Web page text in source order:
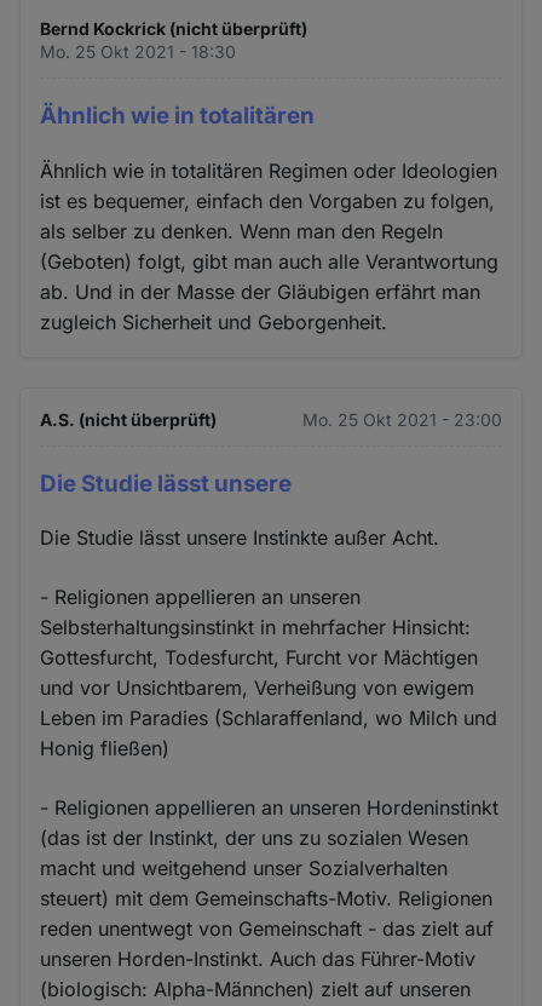
Bernd Kockrick (nicht überprüft)
Mo. 25 Okt 2021 - 18:30
Ähnlich wie in totalitären
Ähnlich wie in totalitären Regimen oder Ideologien
ist es bequemer, einfach den Vorgaben zu folgen,
als selber zu denken. Wenn man den Regeln
(Geboten) folgt, gibt man auch alle Verantwortung
ab. Und in der Masse der Gläubigen erfährt man
zugleich Sicherheit und Geborgenheit.
A.S. (nicht überprüft) Mo. 25 Okt 2021 - 23:00
Die Studie lässt unsere
Die Studie lässt unsere Instinkte außer Acht.
- Religionen appellieren an unseren
Selbsterhaltungsinstinkt in mehrfacher Hinsicht:
Gottesfurcht, Todesfurcht, Furcht vor Mächtigen
und vor Unsichtbarem, Verheißung von ewigem
Leben im Paradies (Schlaraffenland, wo Milch und
Honig fließen)
- Religionen appellieren an unseren Hordeninstinkt
(das ist der Instinkt, der uns zu sozialen Wesen
macht und weitgehend unser Sozialverhalten
steuert) mit dem Gemeinschafts-Motiv. Religionen
reden unentwegt von Gemeinschaft - das zielt auf
unseren Horden-Instinkt. Auch das Führer-Motiv
(biologisch: Alpha-Männchen) zielt auf unseren